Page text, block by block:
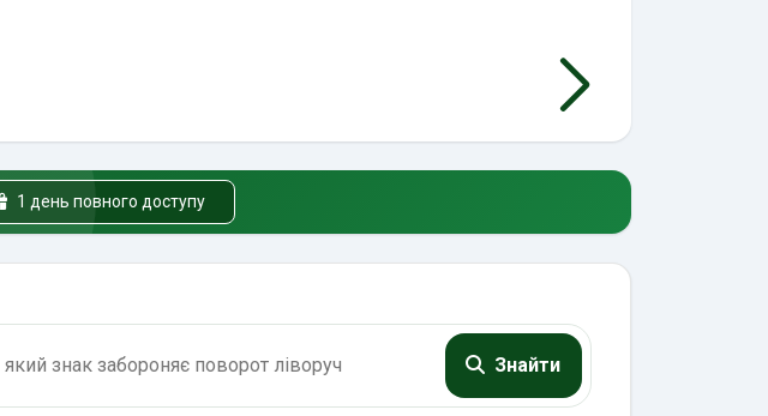
1 день повного доступу
Знайти